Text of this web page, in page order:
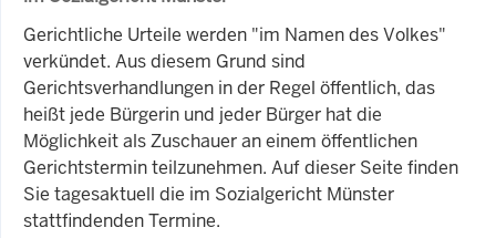
Gerichtliche Urteile werden "im Namen des Volkes"
verkündet. Aus diesem Grund sind
Gerichtsverhandlungen in der Regel öffentlich, das
heißt jede Bürgerin und jeder Bürger hat die
Möglichkeit als Zuschauer an einem öffentlichen
Gerichtstermin teilzunehmen. Auf dieser Seite finden
Sie tagesaktuell die im Sozialgericht Münster
stattfindenden Termine.